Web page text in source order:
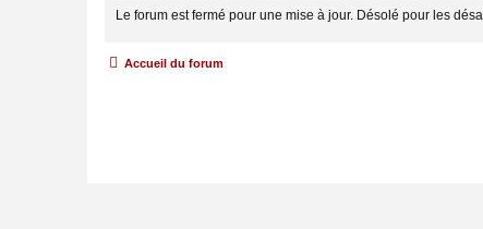
Le forum est fermé pour une mise à jour. Désolé pour les
Accueil du forum